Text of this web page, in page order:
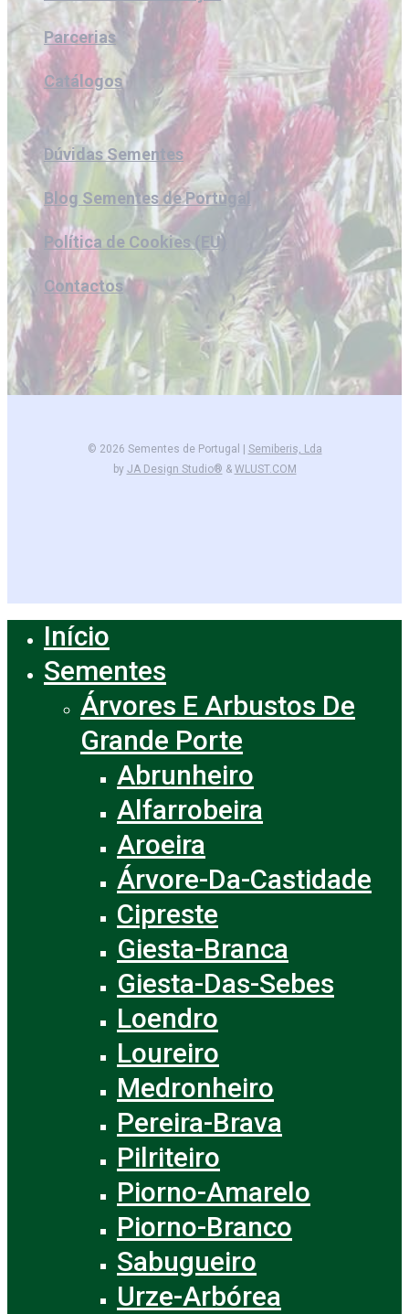
Parcerias
Catálogos
Dúvidas Sementes
Blog Sementes de Portugal
Política de Cookies (EU)
Contactos
© 2026 Sementes de Portugal | Semiberis, Lda
by JA Design Studio® & WLUST.COM
Menu
Início
Sementes
Árvores E Arbustos De
Grande Porte
Abrunheiro
Alfarrobeira
Aroeira
Árvore-Da-Castidade
Cipreste
Giesta-Branca
Giesta-Das-Sebes
Loendro
Loureiro
Medronheiro
Pereira-Brava
Pilriteiro
Piorno-Amarelo
Piorno-Branco
Sabugueiro
Urze-Arbórea